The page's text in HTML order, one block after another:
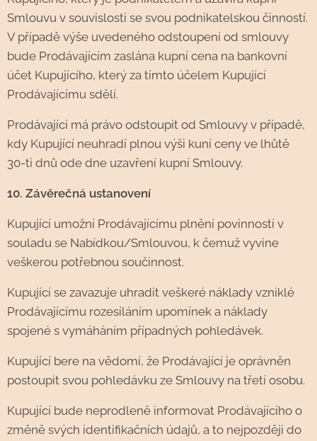
Smlouvu v souvislosti se svou podnikatelskou činností.
V případě výše uvedeného odstoupení od smlouvy
bude Prodávajícím zaslána kupní cena na bankovní
účet Kupujícího, který za tímto účelem Kupující
Prodávajícímu sdělí.
Prodávající má právo odstoupit od Smlouvy v případě,
kdy Kupující neuhradí plnou výši kuní ceny ve lhůtě
30-ti dnů ode dne uzavření kupní Smlouvy.
10. Závěrečná ustanovení
Kupující umožní Prodávajícímu plnění povinností v
souladu se Nabídkou/Smlouvou, k čemuž vyvine
veškerou potřebnou součinnost.
Kupující se zavazuje uhradit veškeré náklady vzniklé
Prodávajícímu rozesíláním upomínek a náklady
spojené s vymáháním případných pohledávek.
Kupující bere na vědomí, že Prodávající je oprávněn
postoupit svou pohledávku ze Smlouvy na třetí osobu.
Kupující bude neprodleně informovat Prodávajícího o
změně svých identifikačních údajů, a to nejpozději do